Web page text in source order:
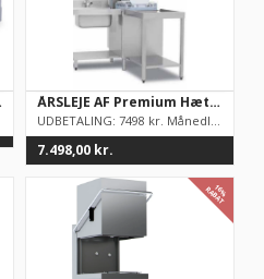
ÅRSLEJE AF Premium Hætteopvasker. Udbetaling 7498 kr. / mdr. leje 698 kr.
7.498,00 kr.
16%
RABAT